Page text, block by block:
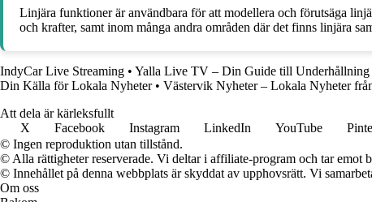
Linjära funktioner är användbara för att modellera och förutsäga
och krafter, samt inom många andra områden där det finns linjära
IndyCar Live Streaming • Yalla Live TV – Din Guide till Underhållning
Din Källa för Lokala Nyheter• Västervik Nyheter – Lokala Nyheter
Att dela är kärleksfullt
X
Facebook Instagram LinkedIn YouTube
© Ingen reproduktion utan tillstånd.
© Alla rättigheter reserverade. Vi deltar i affiliate-program och tar emot
© Innehållet på denna webbplats är skyddat av upphovsrätt. Vi
Om oss